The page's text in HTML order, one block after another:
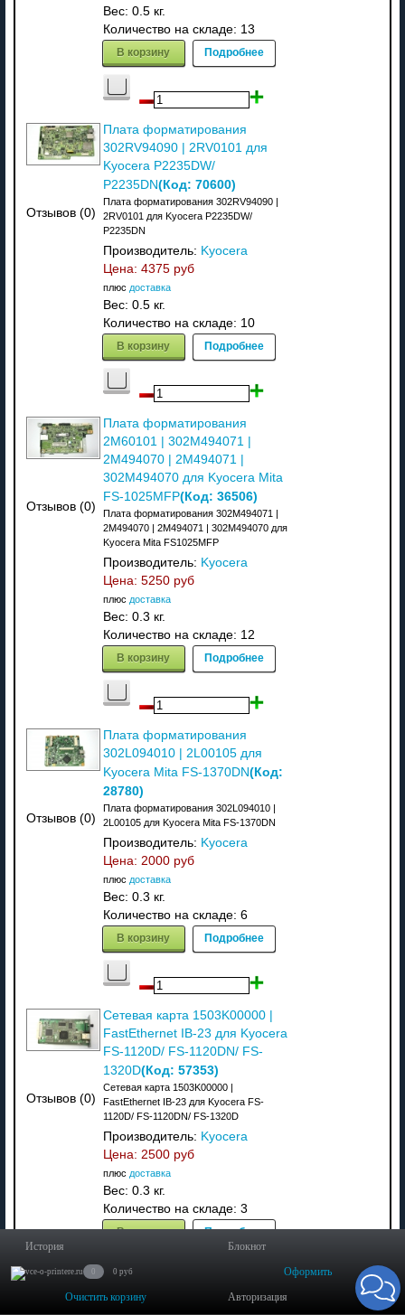
Вес: 0.5 кг.
Количество на складе: 13
В корзину Подробнее
Отзывов (0)
Плата форматирования
302RV94090 | 2RV0101 для
Kyocera P2235DW/
P2235DN(Код: 70600)
Плата форматирования 302RV94090 |
2RV0101 для Kyocera P2235DW/
P2235DN
Производитель: Kyocera
Цена: 4375 руб
плюс доставка
Вес: 0.5 кг.
Количество на складе: 10
В корзину Подробнее
Отзывов (0)
Плата форматирования
2M60101 | 302M494071 |
2M494070 | 2M494071 |
302M494070 для Kyocera Mita
FS-1025MFP(Код: 36506)
Плата форматирования 302M494071 |
2M494070 | 2M494071 | 302M494070 для
Kyocera Mita FS1025MFP
Производитель: Kyocera
Цена: 5250 руб
плюс доставка
Вес: 0.3 кг.
Количество на складе: 12
В корзину Подробнее
Отзывов (0)
Плата форматирования
302L094010 | 2L00105 для
Kyocera Mita FS-1370DN(Код:
28780)
Плата форматирования 302L094010 |
2L00105 для Kyocera Mita FS-1370DN
Производитель: Kyocera
Цена: 2000 руб
плюс доставка
Вес: 0.3 кг.
Количество на складе: 6
В корзину Подробнее
Отзывов (0)
Сетевая карта 1503K00000 |
FastEthernet IB-23 для Kyocera
FS-1120D/ FS-1120DN/ FS-
1320D(Код: 57353)
Cетевая карта 1503K00000 |
FastEthernet IB-23 для Kyocera FS-
1120D/ FS-1120DN/ FS-1320D
Производитель: Kyocera
Цена: 2500 руб
плюс доставка
Вес: 0.3 кг.
Количество на складе: 3
В корзину Подробнее
История Блокнот
0 0 руб
Оформить
Очистить корзину
Авторизация